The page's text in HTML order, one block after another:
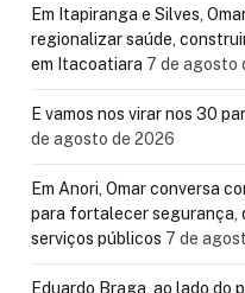
Em Itapiranga e Silves,
regionalizar saúde,
em Itacoatiara 7 de agosto
E vamos nos virar nos 30
de agosto de 2026
Em Anori, Omar conversa
para fortalecer segurança,
serviços públicos 7 de
Eduardo Braga, ao lado do